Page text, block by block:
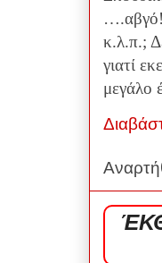
κ.λ.π.;
γιατί
μεγάλο